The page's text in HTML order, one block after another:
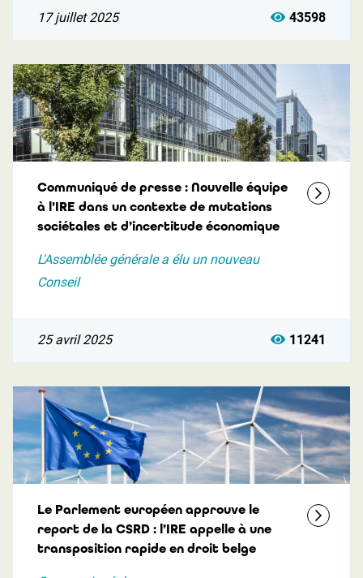
17 juillet 2025 43598
Communiqué de presse : Nouvelle équipe
à l’IRE dans un contexte de mutations
sociétales et d’incertitude économique
L'Assemblée générale a élu un nouveau
Conseil
25 avril 2025 11241
Le Parlement européen approuve le
report de la CSRD : l’IRE appelle à une
transposition rapide en droit belge